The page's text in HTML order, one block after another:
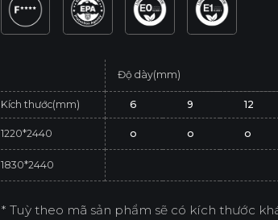
Độ dày(mm)
Kích thước(mm) 6 9 12
1220*2440 o o o
1830*2440
* Tuỳ theo mã sản phẩm sẽ có kích thước